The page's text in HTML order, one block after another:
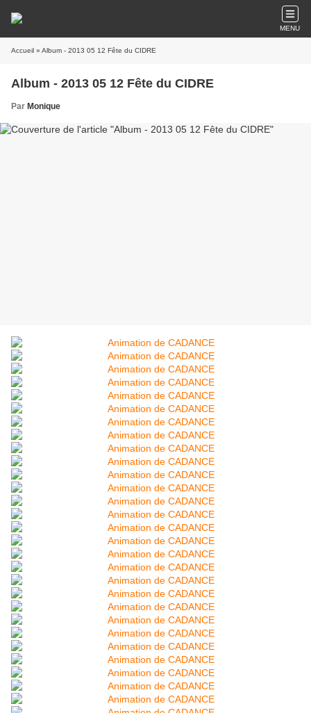
MENU
Accueil » Album - 2013 05 12 Fête du CIDRE
Album - 2013 05 12 Fête du CIDRE
Par Monique